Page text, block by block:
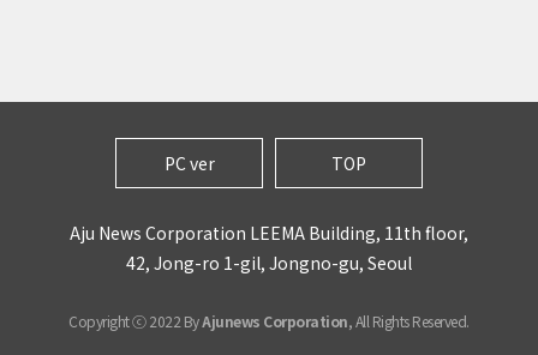
PC ver TOP
Aju News Corporation LEEMA Building, 11th floor,
42, Jong-ro 1-gil, Jongno-gu, Seoul
Copyright ⓒ 2022 ByAjunews Corporation, All Rights Reserved.